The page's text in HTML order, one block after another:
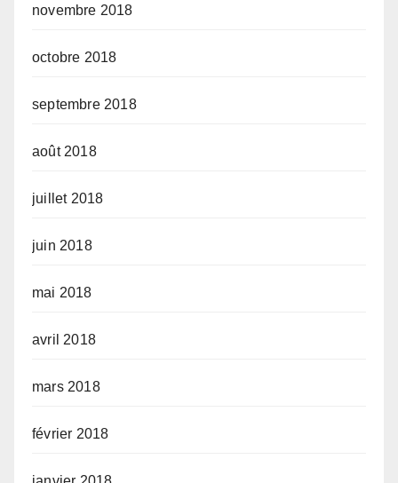
novembre 2018
octobre 2018
septembre 2018
août 2018
juillet 2018
juin 2018
mai 2018
avril 2018
mars 2018
février 2018